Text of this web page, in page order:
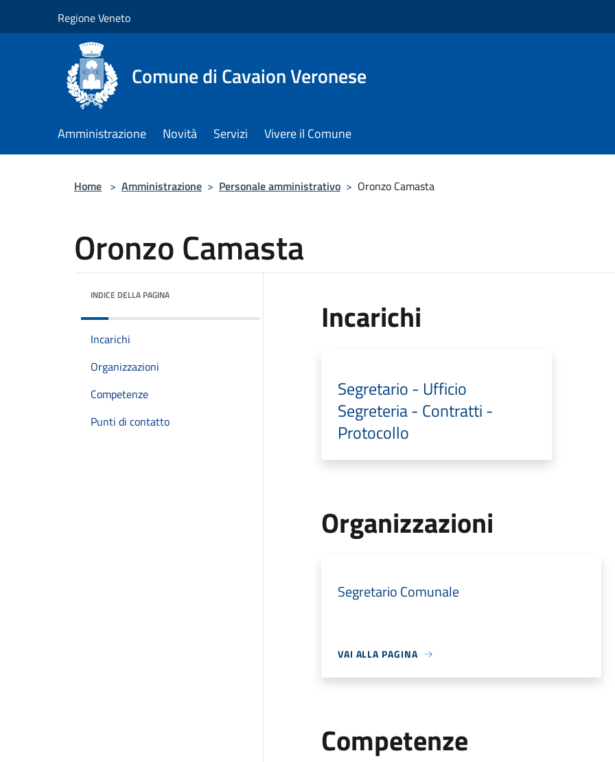
Regione Veneto
Comune di Cavaion Veronese
Amministrazione Novità Servizi Vivere il Comune
Home > Amministrazione > Personale amministrativo > Oronzo Camasta
Oronzo Camasta
INDICE DELLA PAGINA
Incarichi
Organizzazioni
Competenze
Punti di contatto
Incarichi
Segretario - Ufficio
Segreteria - Contratti -
Protocollo
Organizzazioni
Segretario Comunale
VAI ALLA PAGINA
Competenze